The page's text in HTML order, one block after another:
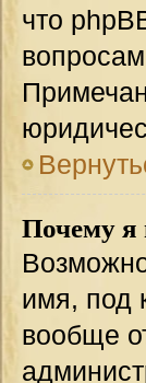
что
Почему я
имя, под
вообще